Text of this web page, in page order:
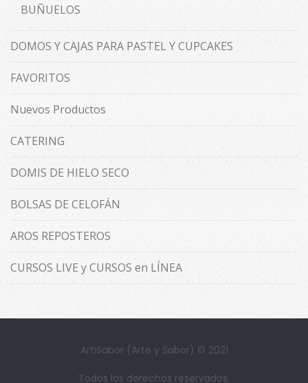
BUÑUELOS
DOMOS Y CAJAS PARA PASTEL Y CUPCAKES
FAVORITOS
Nuevos Productos
CATERING
DOMIS DE HIELO SECO
BOLSAS DE CELOFÁN
AROS REPOSTEROS
CURSOS LIVE y CURSOS en LÍNEA
ArtiSabor (Arte y Sabor) © 2021
Todos los derechos reservados.